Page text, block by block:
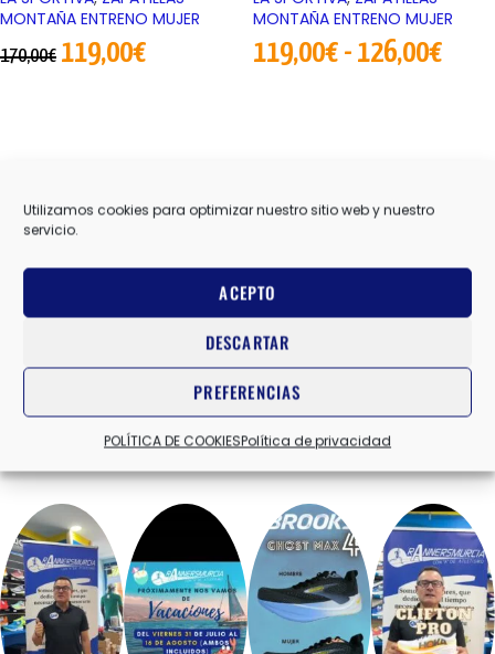
Utilizamos cookies para optimizar nuestro sitio web y nuestro
servicio.
ACEPTO
DESCARTAR
PREFERENCIAS
POLÍTICA DE COOKIESPolítica de privacidad
MONTAÑA ENTRENO MUJER
170,00€ 119,00€
MONTAÑA ENTRENO MUJER
119,00€ - 126,00€